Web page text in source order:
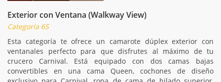
Exterior con Ventana (Walkway View)
Categoría 6S
Esta categoría te ofrece un camarote dúplex exterior con
ventanales perfecto para que disfrutes al máximo de tu
crucero Carnival. Está equipado con dos camas bajas
convertibles en una cama Queen, cochones de diseño